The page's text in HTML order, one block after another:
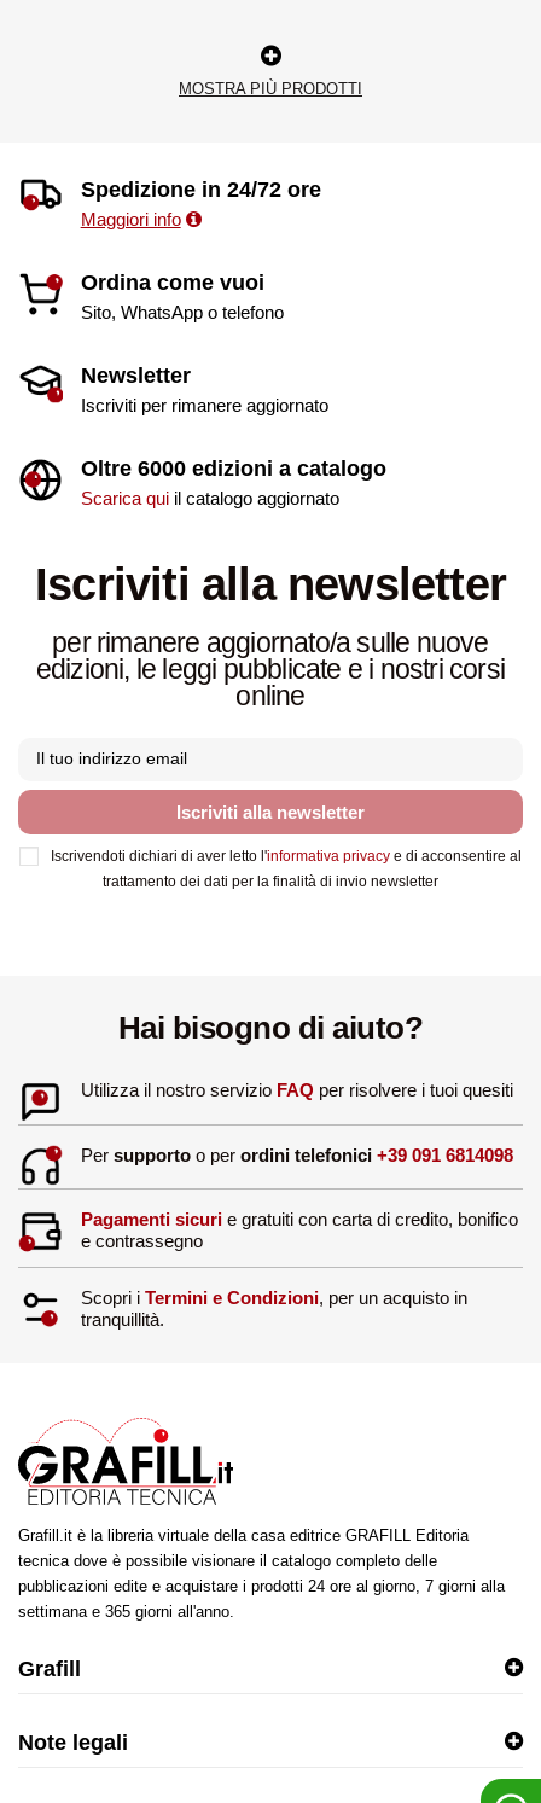
MOSTRA PIÙ PRODOTTI
Spedizione in 24/72 ore
Maggiori info
Ordina come vuoi
Sito, WhatsApp o telefono
Newsletter
Iscriviti per rimanere aggiornato
Oltre 6000 edizioni a catalogo
Scarica quiil catalogo aggiornato
Iscriviti alla newsletter
per rimanere aggiornato/a sulle nuove
edizioni, le leggi pubblicate e i nostri corsi
online
Iscriviti alla newsletter
Iscrivendoti dichiari di aver letto l'informativa privacy e di acconsentire al
trattamento dei dati per la finalità di invio newsletter
Hai bisogno di aiuto?
Utilizza il nostro servizio FAQ per risolvere i tuoi quesiti
Per supportoo per ordini telefonici +39 091 6814098
Pagamenti sicurie gratuiti con carta di credito, bonifico
e contrassegno
Scopri i Termini e Condizioni, per un acquisto in
tranquillità.
Grafill.it è la libreria virtuale della casa editrice GRAFILL Editoria
tecnica dove è possibile visionare il catalogo completo delle
pubblicazioni edite e acquistare i prodotti 24 ore al giorno, 7 giorni alla
settimana e 365 giorni all'anno.
Grafill
Note legali